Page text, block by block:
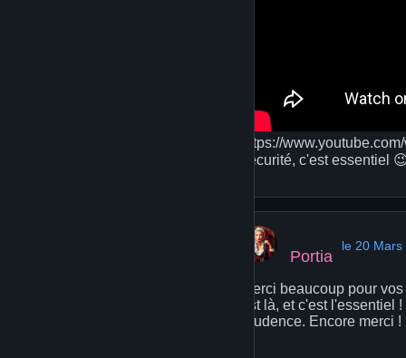
https://
sécurité, c'est essentiel
Portia
le 20 Mars
Merci beaucoup pour
est là, et c'est
prudence. Encore merci !